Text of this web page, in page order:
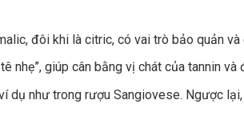
đôi khi là citric, có vai trò bảo quản và
nhẹ”, giúp cân bằng vị chát của tannin và
như trong rượu Sangiovese. Ngược